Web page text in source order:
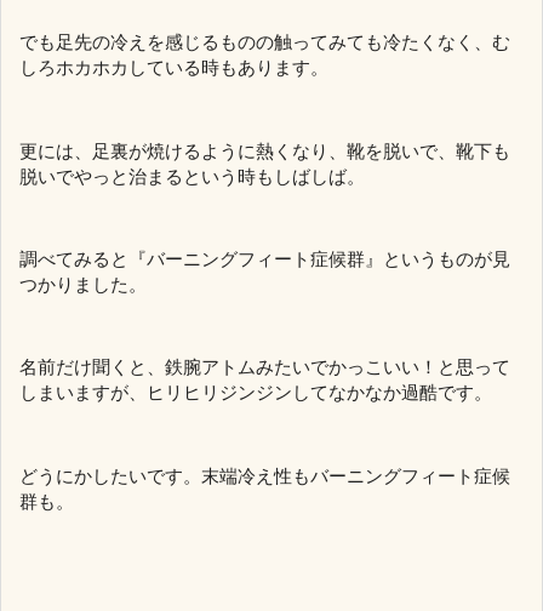
でも足先の冷えを感じるものの触ってみても冷たくなく、む
しろホカホカしている時もあります。
更には、足裏が焼けるように熱くなり、靴を脱いで、靴下も
脱いでやっと治まるという時もしばしば。
調べてみると『バーニングフィート症候群』というものが見
つかりました。
名前だけ聞くと、鉄腕アトムみたいでかっこいい！と思って
しまいますが、ヒリヒリジンジンしてなかなか過酷です。
どうにかしたいです。末端冷え性もバーニングフィート症候
群も。